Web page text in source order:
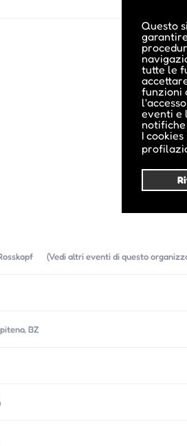
Questo
tutte le
funzioni
eventi e
I
(Vedi altri eventi di questo
BZ